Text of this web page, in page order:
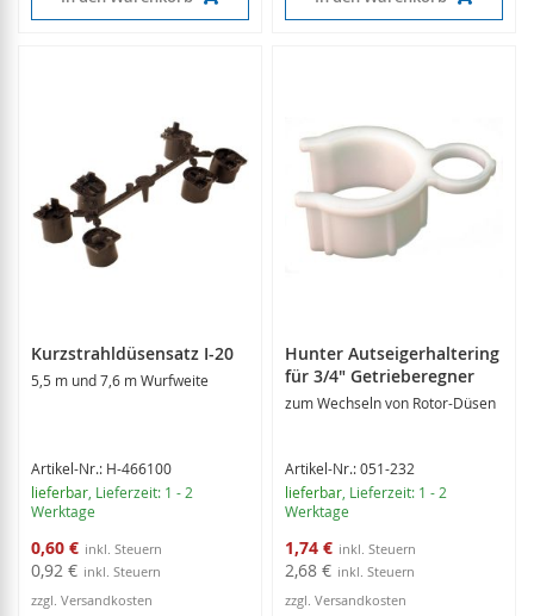
Kurzstrahldüsensatz I-20
5,5 m und 7,6 m Wurfweite
Artikel-Nr.: H-466100
lieferbar , Lieferzeit: 1 - 2
Werktage
Sonderangebot
0,60 €
0,92 €
zzgl. Versandkosten
Hunter Autseigerhaltering
für 3/4" Getrieberegner
zum Wechseln von Rotor-Düsen
Artikel-Nr.: 051-232
lieferbar , Lieferzeit: 1 - 2
Werktage
Sonderangebot
1,74 €
2,68 €
zzgl. Versandkosten